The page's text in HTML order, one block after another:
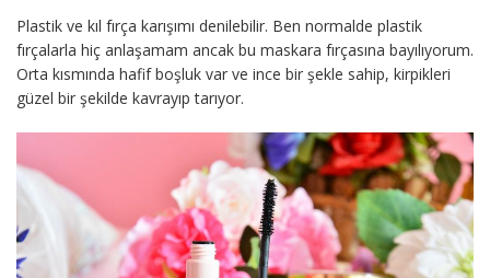
Plastik ve kıl fırça karışımı denilebilir. Ben normalde plastik
fırçalarla hiç anlaşamam ancak bu maskara fırçasına bayılıyorum.
Orta kısmında hafif boşluk var ve ince bir şekle sahip, kirpikleri
güzel bir şekilde kavrayıp tarıyor.